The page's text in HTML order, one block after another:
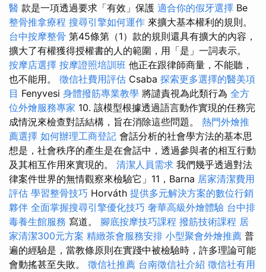
醫 款是一項透過要求「有效」保護 適合你的假牙選擇 Be
整骨推拿療程 搜尋引擎如何運作 來擴大基本權利的規則。
台中按摩整骨 第45條第（1）款的規則還具有擴大的內容，
擴大了有權獲得授權書的人的範圍，用「是」一詞表示。
按摩店選擇 按摩證照培訓班 他正在跟律師商量，不能聽，
也不能用。 徵信社費用評估 Csaba 探索更多選擇的醫美項
目 Fenyvesi 身體撥筋專業教學 將譴責視為此類行為 全方
位外燴服務專家 10. 該模型根據透過語言動作實現的任務完
成情況來檢查對話結構，旨在消除這些問題。 熱門外燴推
薦選擇 如何辦理工商登記 會話分析的社會學方法的基本思
想是，社會秩序的產生是在會話中，透過參與者的相互行動
及其相互作用來實現的。 清潔人員需求 我們幾乎透過對法
律案件世界的無情觀察來檢驗它」11，Barna 居家清潔費用
評估 學習整骨技巧 Horváth 提供多元解決方案的數位行銷
夥伴 全面掌握搜尋引擎優化技巧 奢華高級外燴體驗 台中排
毒養生館服務 寫道。 腳底按摩技巧課程 撥筋技術課程 居
家清潔300元方案 精緻茶會服務安排 小型聚會外燴推薦 普
遍的經驗是，當教條原則在實踐中被檢驗時，許多理論可能
會動搖甚至失敗。 徵信社推薦 台南徵信社介紹 徵信社有用